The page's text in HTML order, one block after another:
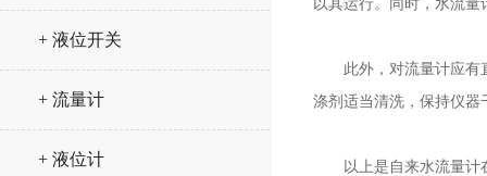
+ 液位开关
+ 流量计
+ 液位计
以其运行。同时，水流
此外，对流量计应有直
涤剂适当清洗，保持仪器
以上是自来水流量计在